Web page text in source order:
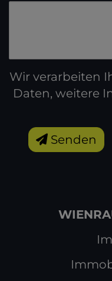
Wir verarbeiten
Daten, weitere
Senden